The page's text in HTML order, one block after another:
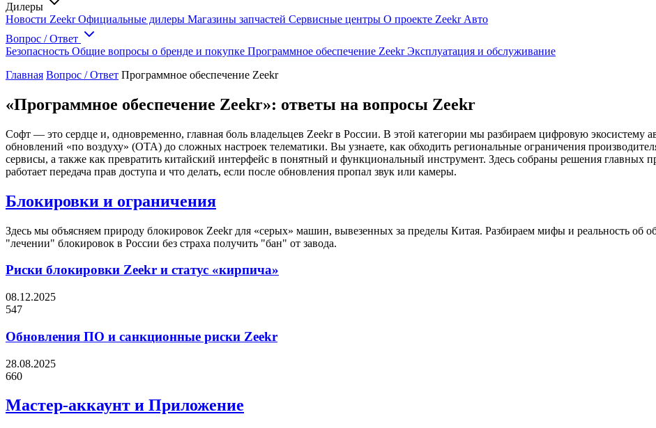
Дилеры
Новости ZeekrОфициальные дилеры Магазины запчастей Сервисные центры О проекте Zeekr Авто
Вопрос / Ответ
Безопасность Общие вопросы о бренде и покупке Программное обеспечение ZeekrЭксплуатация и обслуживание
Главная Вопрос / Ответ Программное обеспечение Zeekr
«Программное обеспечение Zeekr»: ответы на вопросы Zeekr
Софт — это сердце и, одновременно, главная боль владельцев Zeekr в России. В этой категории мы разбираем цифровую экосистему
обновлений «по воздуху» (OTA) до сложных настроек телематики. Вы узнаете, как обходить региональные ограничения
сервисы, а также как превратить китайский интерфейс в понятный и функциональный инструмент. Здесь собраны решения главных
работает передача прав доступа и что делать, если после обновления пропал звук или камеры.​
Блокировки и ограничения
Здесь мы объясняем природу блокировок Zeekr для «серых» машин, вывезенных за пределы Китая. Разбираем мифы и реальность
"лечении" блокировок в России без страха получить "бан" от завода.​
Риски блокировки Zeekr и статус «кирпича»
08.12.2025
547
Обновления ПО и санкционные риски Zeekr
28.08.2025
660
Мастер-аккаунт и Приложение